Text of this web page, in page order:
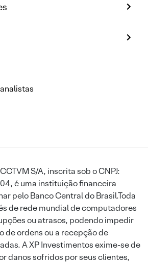
S/A, inscrita sob o CNPJ:
é uma instituição financeira
pelo Banco Central do Brasil.Toda
de rede mundial de computadores
ou atrasos, podendo impedir
de ordens ou a recepção de
A XP Investimentos exime-se de
danos sofridos por seus clientes,